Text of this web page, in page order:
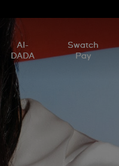
AI-
DADA
Swatch
Pay